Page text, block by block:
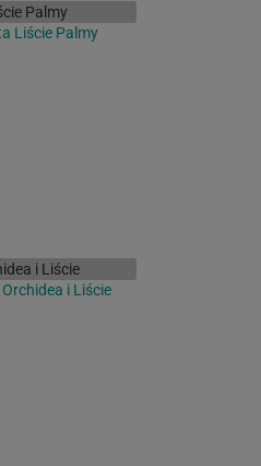
Liście Palmy
i Liście